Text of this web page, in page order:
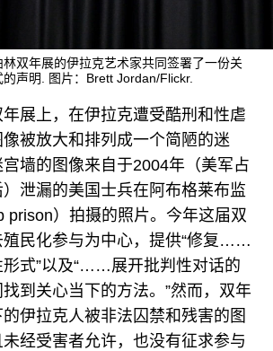
双年展的伊拉克艺术家共同签署了一份关
声明. 图片：Brett Jordan/Flickr.
展上，在伊拉克遭受酷刑和性虐
被放大和排列成一个简陋的迷
墙的图像来自于2004年（美军占
泄漏的美国士兵在阿布格莱布监
prison）拍摄的照片。今年这届双
殖民化参与为中心，提供“修复……
形式”以及“……展开批判性对话的
到关心当下的方法。”然而，双年
伊拉克人被非法囚禁和残害的图
经受害者允许，也没有征求参与